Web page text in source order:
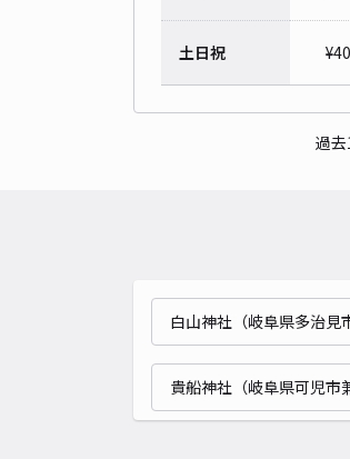
土日祝 ¥
過
白山神社（岐阜県多治見
貴船神社（岐阜県可児市